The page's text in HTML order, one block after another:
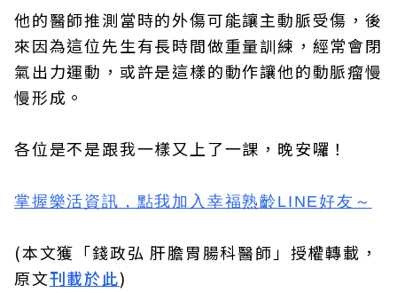
他的醫師推測當時的外傷可能讓主動脈受傷，後
來因為這位先生有長時間做重量訓練，經常會閉
氣出力運動，或許是這樣的動作讓他的動脈瘤慢
慢形成。
各位是不是跟我一樣又上了一課，晚安囉！
掌握樂活資訊， 點我加入 幸福熟齡LINE好友 ～
(本文獲「錢政弘 肝膽胃腸科醫師」授權轉載，
原文刊載於此)